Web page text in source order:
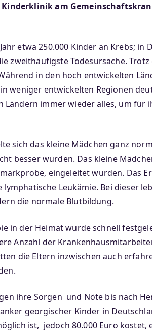
am
etwa 250.000 Kinder an Krebs; in
zweithäufigste Todesursache.
in den hoch entwickelten
weniger entwickelten Regionen
immer wieder alles, um für
sich das kleine Mädchen ganz
besser wurden. Das kleine
eingeleitet wurden. Das
Leukämie. Bei dieser
die normale Blutbildung.
in der Heimat wurde schnell
Anzahl der
die Eltern inzwischen auch
ihre Sorgen und Nöte bis nach
georgischer Kinder in
ist, jedoch 80.000 Euro kostet,